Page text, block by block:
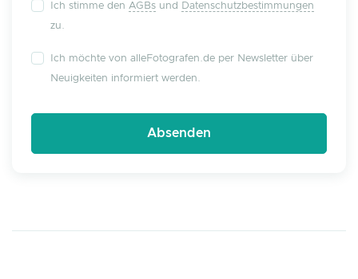
Ich stimme den AGBs und
Datenschutzbestimmungen
zu.
Ich möchte von alleFotografen.de per Newsletter über
Neuigkeiten informiert werden.